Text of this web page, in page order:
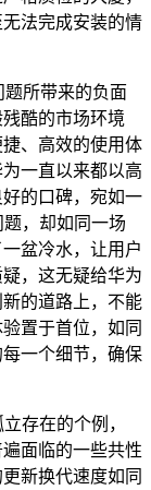
法完成安装的情
题所带来的负面
酷的市场环境
、高效的使用体
一直以来都以高
的口碑，宛如一
，却如同一场
盆冷水，让用户
，这无疑给华为
的道路上，不能
置于首位，如同
一个细节，确保
存在的个例，
面临的一些共性
新换代速度如同